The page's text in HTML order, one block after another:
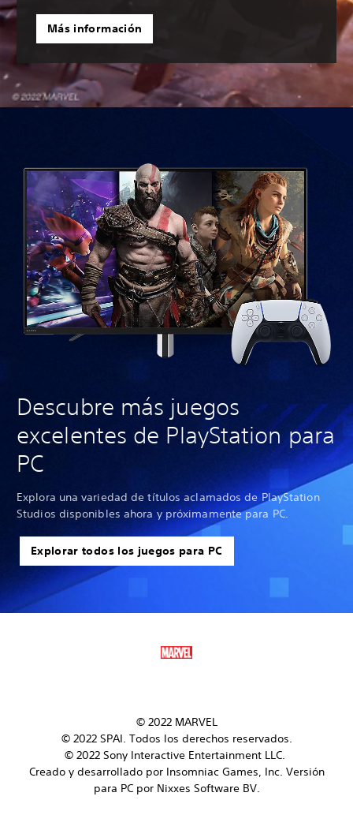
Más información
Descubre más juegos
excelentes de PlayStation para
PC
Explora una variedad de títulos aclamados de PlayStation
Studios disponibles ahora y próximamente para PC.
Explorar todos los juegos para PC
© 2022 MARVEL
© 2022 SPAI. Todos los derechos reservados.
© 2022 Sony Interactive Entertainment LLC.
Creado y desarrollado por Insomniac Games, Inc. Versión
para PC por Nixxes Software BV.